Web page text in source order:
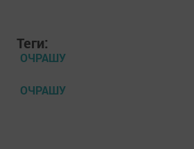
Теги:
ОЧРАШУ
ОЧРАШУ